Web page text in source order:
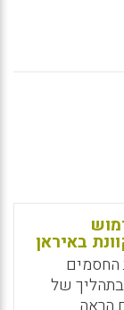
באיראן
החסמים
של